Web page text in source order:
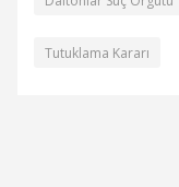
Tutuklama Kararı